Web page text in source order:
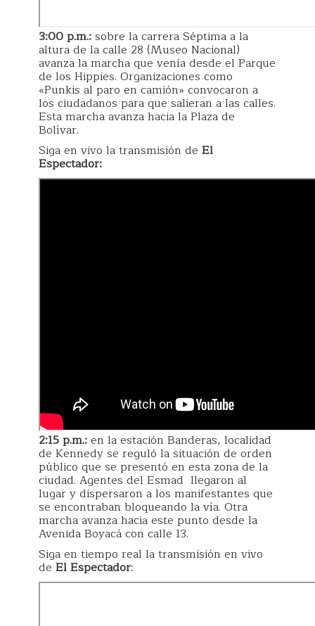
3:00 p.m.:sobre la carrera Séptima a la
altura de la calle 28 (Museo Nacional)
avanza la marcha que venía desde el Parque
de los Hippies. Organizaciones como
«Punkis al paro en camión» convocaron a
los ciudadanos para que salieran a las calles.
Esta marcha avanza hacia la Plaza de
Bolívar.
Siga en vivo la transmisión de El
Espectador:
2:15 p.m.:en la estación Banderas, localidad
de Kennedy se reguló la situación de orden
público que se presentó en esta zona de la
ciudad. Agentes del Esmad llegaron al
lugar y dispersaron a los manifestantes que
se encontraban bloqueando la vía. Otra
marcha avanza hacia este punto desde la
Avenida Boyacá con calle 13.
Siga en tiempo real la transmisión en vivo
de El Espectador: